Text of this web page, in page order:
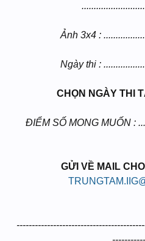
Ảnh 3x4 :
Ngày thi :
CHỌN NGÀY THI
ĐIỂM SỐ MONG MUỐN :
GỬI VỀ MAIL